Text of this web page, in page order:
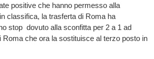
positive che hanno permesso alla
classifica, la trasferta di Roma ha
stop dovuto alla sconfitta per 2 a 1 ad
Roma che ora la sostituisce al terzo posto in